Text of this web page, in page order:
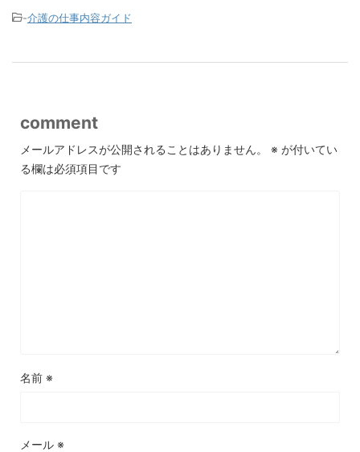
-介護の仕事内容ガイド
comment
メールアドレスが公開されることはありません。 ※ が付いてい
る欄は必須項目です
名前 ※
メール ※